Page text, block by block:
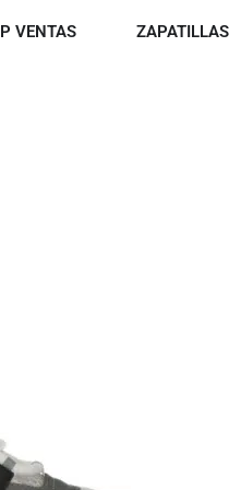
VENTAS OPEN TOP VENTAS
ZAPATILLAS